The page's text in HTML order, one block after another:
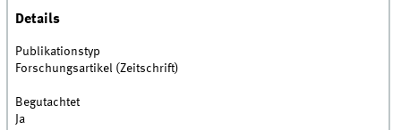
Details
Publikationstyp
Forschungsartikel (Zeitschrift)
Begutachtet
Ja